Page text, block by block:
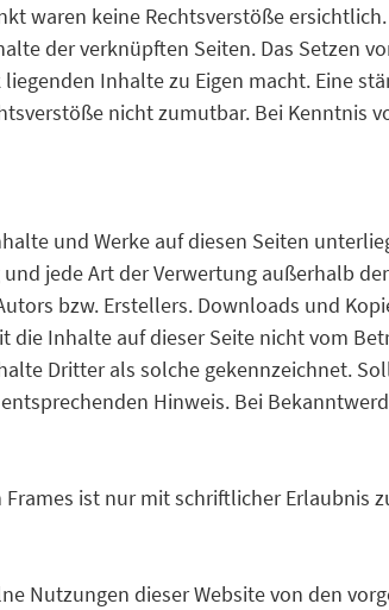
waren keine Rechtsverstöße
der verknüpften Seiten. Das Setzen
Inhalte zu Eigen macht. Eine
nicht zumutbar. Bei Kenntnis
und Werke auf diesen Seiten
jede Art der Verwertung außerhalb
bzw. Erstellers. Downloads und
die Inhalte auf dieser Seite nicht vom
Dritter als solche gekennzeichnet.
Hinweis. Bei
ist nur mit schriftlicher Erlaubnis
Nutzungen dieser Website von den